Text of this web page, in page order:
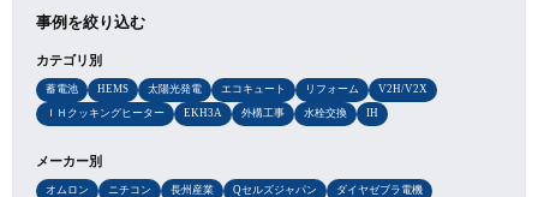
事例を絞り込む
カテゴリ別
蓄電池 HEMS 太陽光発電 エコキュート リフォーム
V2H/V2X
ＩＨクッキングヒーター
EKH3A 外構工事 水栓交換 IH
メーカー別
オムロン ニチコン 長州産業 Qセルズジャパン
ダイヤゼブラ電機